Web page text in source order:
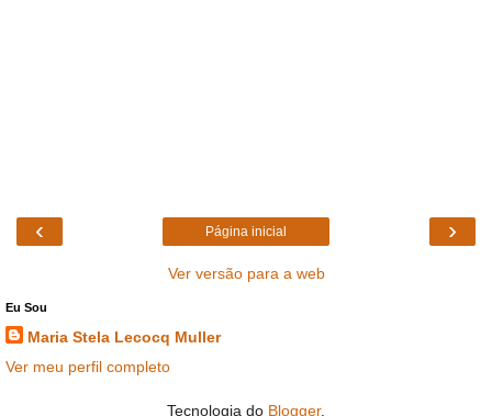
‹ ›
Página inicial
Ver versão para a web
Eu Sou
Maria Stela Lecocq Muller
Ver meu perfil completo
Tecnologia do Blogger.